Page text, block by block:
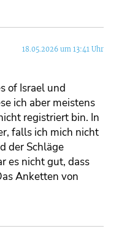
18.05.2026 um 13:41 Uhr
of Israel und
ich aber meistens
registriert bin. In
falls ich mich nicht
der Schläge
es nicht gut, dass
Anketten von